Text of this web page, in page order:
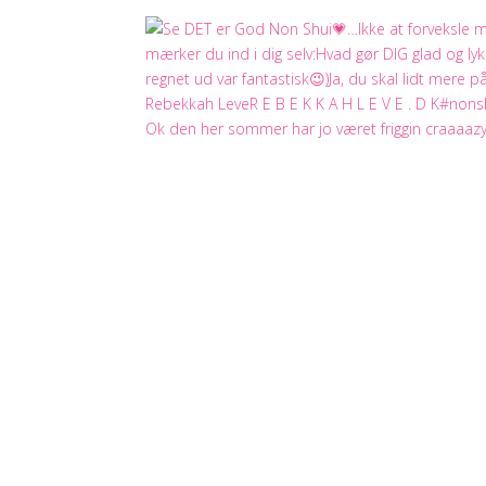
Ok den her sommer har jo været friggin